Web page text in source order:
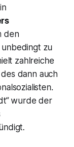
den
zu
zahlreiche
dann auch
wurde der